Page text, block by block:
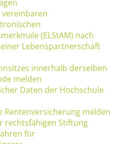
(ELStAM) nach
Lebenspartnerschaft
innerhalb derselben
melden
Daten der Hochschule
Rentenversicherung melden
rechtsfähigen Stiftung
für